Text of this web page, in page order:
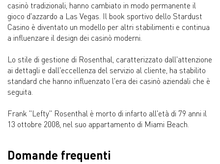
casinò tradizionali, hanno cambiato in modo permanente il
gioco d'azzardo a Las Vegas. Il book sportivo dello Stardust
Casino è diventato un modello per altri stabilimenti e continua
a influenzare il design dei casinò moderni.
Lo stile di gestione di Rosenthal, caratterizzato dall'attenzione
ai dettagli e dall'eccellenza del servizio al cliente, ha stabilito
standard che hanno influenzato l'era dei casinò aziendali che è
seguita.
Frank "Lefty" Rosenthal è morto di infarto all'età di 79 anni il
13 ottobre 2008, nel suo appartamento di Miami Beach.
Domande frequenti